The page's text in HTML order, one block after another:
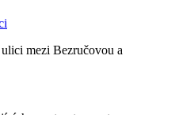
mezi Bezručovou a